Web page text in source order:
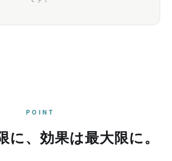
POINT
に、効果は最大限に。